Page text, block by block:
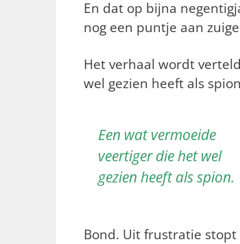
En dat op bijna
nog een puntje aan
Het verhaal wordt
wel gezien heeft als
Een wat vermoeide
veertiger die het wel
gezien heeft als spion.
Bond. Uit frustratie stopt